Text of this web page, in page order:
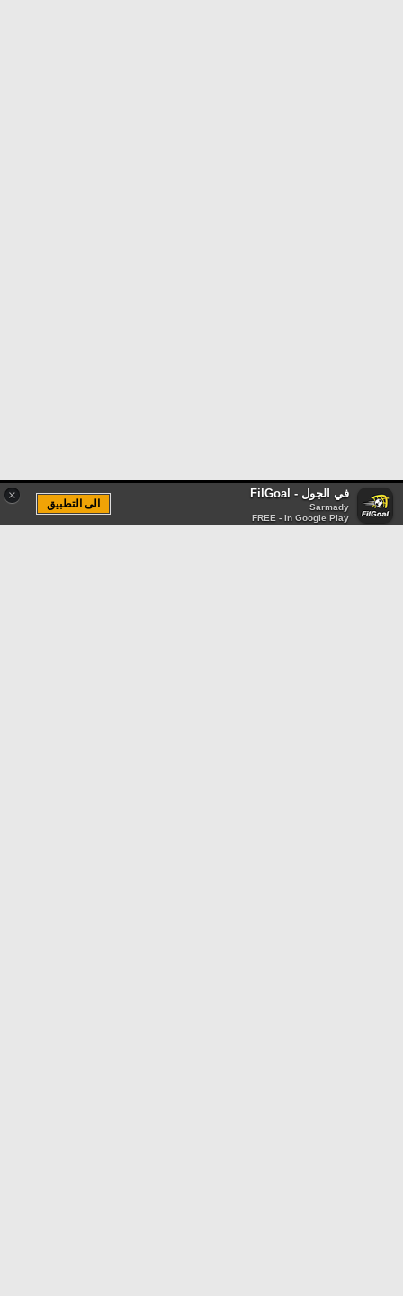
× في الجول - FilGoal
Sarmady
FREE - In Google Play
الى التطبيق